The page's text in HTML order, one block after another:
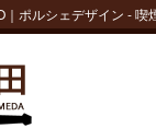
ポルシェデザイン - 喫